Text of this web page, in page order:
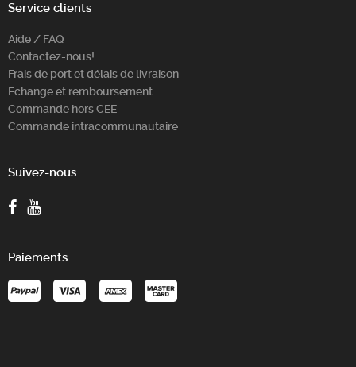
Service clients
Aide / FAQ
Contactez-nous!
Frais de port et délais de livraison
Echange et remboursement
Commande hors CEE
Commande intracommunautaire
Suivez-nous
Paiements